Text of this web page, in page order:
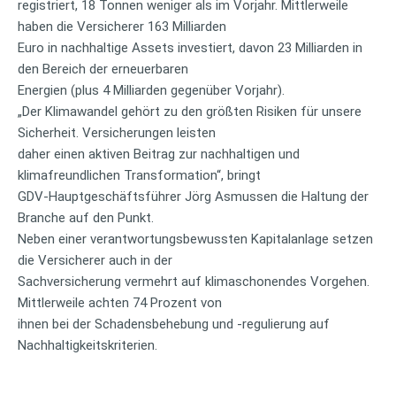
registriert, 18 Tonnen weniger als im Vorjahr. Mittlerweile
haben die Versicherer 163 Milliarden
Euro in nachhaltige Assets investiert, davon 23 Milliarden in
den Bereich der erneuerbaren
Energien (plus 4 Milliarden gegenüber Vorjahr).
„Der Klimawandel gehört zu den größten Risiken für unsere
Sicherheit. Versicherungen leisten
daher einen aktiven Beitrag zur nachhaltigen und
klimafreundlichen Transformation“, bringt
GDV-Hauptgeschäftsführer Jörg Asmussen die Haltung der
Branche auf den Punkt.
Neben einer verantwortungsbewussten Kapitalanlage setzen
die Versicherer auch in der
Sachversicherung vermehrt auf klimaschonendes Vorgehen.
Mittlerweile achten 74 Prozent von
ihnen bei der Schadensbehebung und -regulierung auf
Nachhaltigkeitskriterien.